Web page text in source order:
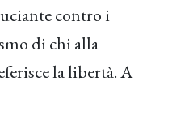
contro i
di chi alla
la libertà. A